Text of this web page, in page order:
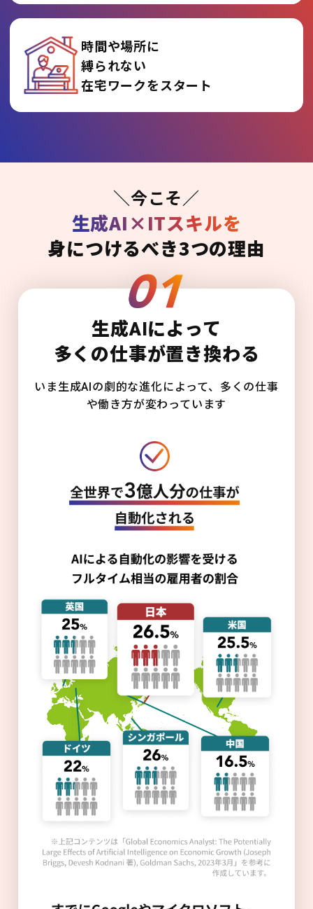
時間や場所に
縛られない
在宅ワークをスタート
＼今こそ／
生成AI×ITスキルを
身につけるべき3つの理由
生成AIによって
多くの仕事が置き換わる
いま生成AIの劇的な進化によって、多くの仕事
や働き方が変わっています